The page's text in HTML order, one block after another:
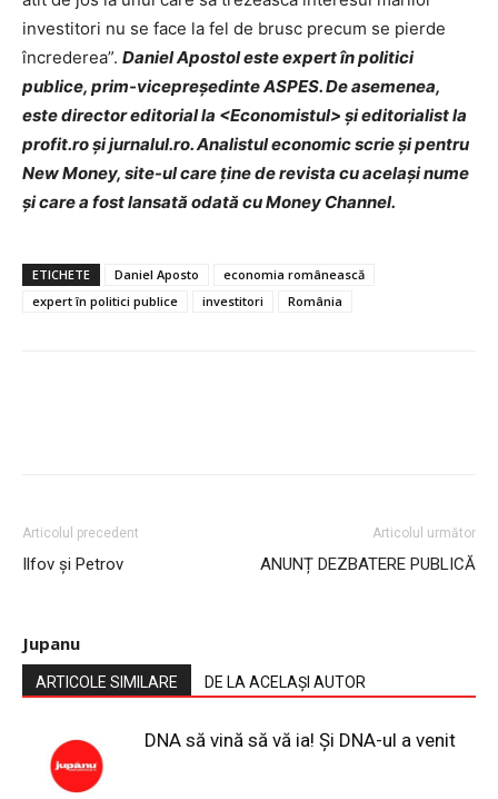
investitori nu se face la fel de brusc precum se pierde
încrederea”. Daniel Apostol este expert în politici
publice, prim-vicepreședinte ASPES. De asemenea,
este director editorial la <Economistul> și editorialist la
profit.ro și jurnalul.ro. Analistul economic scrie și pentru
New Money, site-ul care ține de revista cu același nume
și care a fost lansată odată cu Money Channel.
ETICHETE Daniel Aposto
economia românească
expert în politici publice
investitori România
Articolul precedent
Ilfov și Petrov
Articolul următor
ANUNȚ DEZBATERE PUBLICĂ
Jupanu
ARTICOLE SIMILARE DE LA ACELAȘI AUTOR
DNA să vină să vă ia! Și DNA-ul a venit